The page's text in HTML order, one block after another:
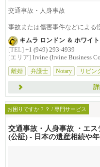
交通事故・人身事故
事故または傷害事件などによる
せんか？損害賠償は治療費...
キムラ ロンドン ＆ ホワイ
[TEL] +1 (949) 293-4939
[エリア] Irvine (Irvine Business
離婚
弁護士 Notary リビン
お困りですか？？ / 専門サービス
交通事故・人身事故 ・エ
(公証) - 日本の遺産相続や